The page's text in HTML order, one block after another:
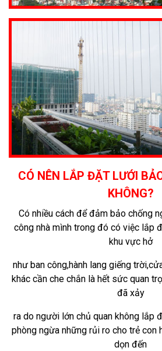
CÓ NÊN LẮP ĐẶT LƯỚI
KHÔNG?
Có nhiều cách để đảm bảo chống
công nhà mình trong đó có việc lắp
khu vực hở
như ban công,hành lang giếng
khác cần che chắn là hết sức quan
đã xảy
ra do người lớn chủ quan không lắp
phòng ngừa những rủi ro cho trẻ con
dọn đến